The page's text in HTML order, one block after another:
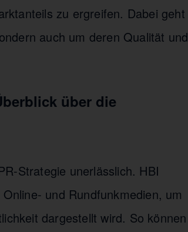
zu ergreifen. Dabei geht
auch um deren Qualität und
über die
Strategie unerlässlich. HBI
und Rundfunkmedien, um
dargestellt wird. So können